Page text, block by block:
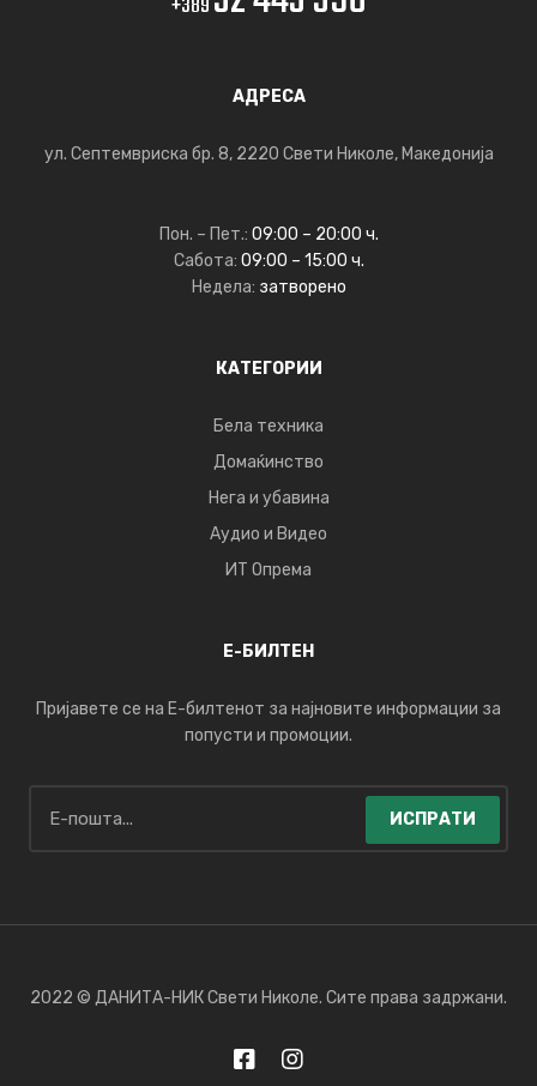
АДРЕСА
ул. Септемвриска бр. 8, 2220 Свети Николе, Македонија
Пон. – Пет.: 09:00 – 20:00 ч.
Сабота: 09:00 – 15:00 ч.
Недела: затворено
КАТЕГОРИИ
Бела техника
Домаќинство
Нега и убавина
Аудио и Видео
ИТ Опрема
Е-БИЛТЕН
Пријавете се на Е-билтенот за најновите информации за
попусти и промоции.
ИСПРАТИ
2022 © ДАНИТА-НИК Свети Николе. Сите права задржани.